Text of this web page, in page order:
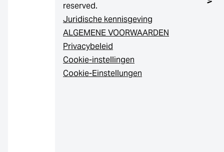
reserved.
Juridische kennisgeving
ALGEMENE VOORWAARDEN
Privacybeleid
Cookie-instellingen
Cookie-Einstellungen